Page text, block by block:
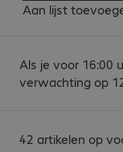
Aan lijst
Als je voor 16:00
verwachting op
42 artikelen op